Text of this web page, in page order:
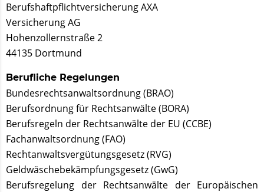
Berufshaftpflichtversicherung AXA
Versicherung AG
Hohenzollernstraße 2
44135 Dortmund
Berufliche Regelungen
Bundesrechtsanwaltsordnung (BRAO)
Berufsordnung für Rechtsanwälte (BORA)
Berufsregeln der Rechtsanwälte der EU (CCBE)
Fachanwaltsordnung (FAO)
Rechtanwaltsvergütungsgesetz (RVG)
Geldwäschebekämpfungsgesetz (GwG)
Berufsregelung der Rechtsanwälte der Europäischen